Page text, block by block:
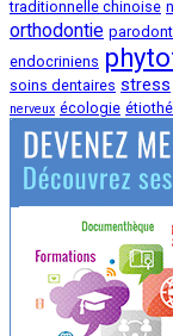
traditionnelle chinoise
orthodontie
endocriniens
soins dentaires stress
nerveux écologie